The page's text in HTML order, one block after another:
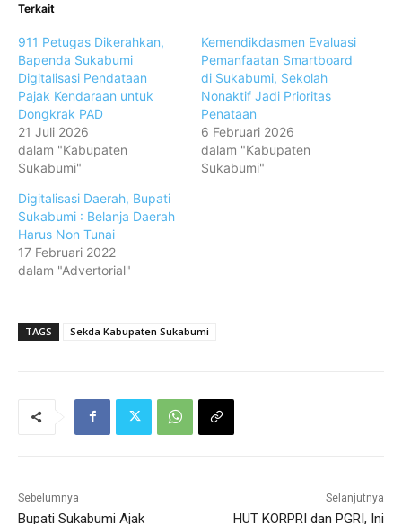
Terkait
911 Petugas Dikerahkan,
Bapenda Sukabumi
Digitalisasi Pendataan
Pajak Kendaraan untuk
Dongkrak PAD
21 Juli 2026
dalam "Kabupaten
Sukabumi"
Kemendikdasmen Evaluasi
Pemanfaatan Smartboard
di Sukabumi, Sekolah
Nonaktif Jadi Prioritas
Penataan
6 Februari 2026
dalam "Kabupaten
Sukabumi"
Digitalisasi Daerah, Bupati
Sukabumi : Belanja Daerah
Harus Non Tunai
17 Februari 2022
dalam "Advertorial"
TAGS Sekda Kabupaten Sukabumi
Sebelumnya
Bupati Sukabumi Ajak
Selanjutnya
HUT KORPRI dan PGRI, Ini